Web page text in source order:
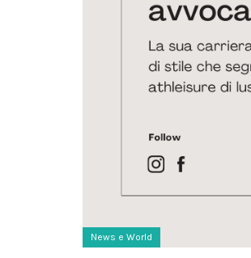
News e World